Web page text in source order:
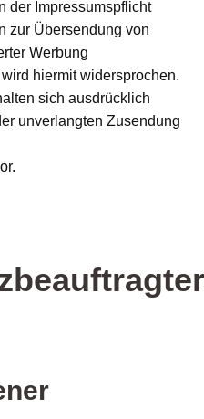
der Impressumspflicht
zur Übersendung von
Werbung
hiermit widersprochen.
sich ausdrücklich
unverlangten Zusendung